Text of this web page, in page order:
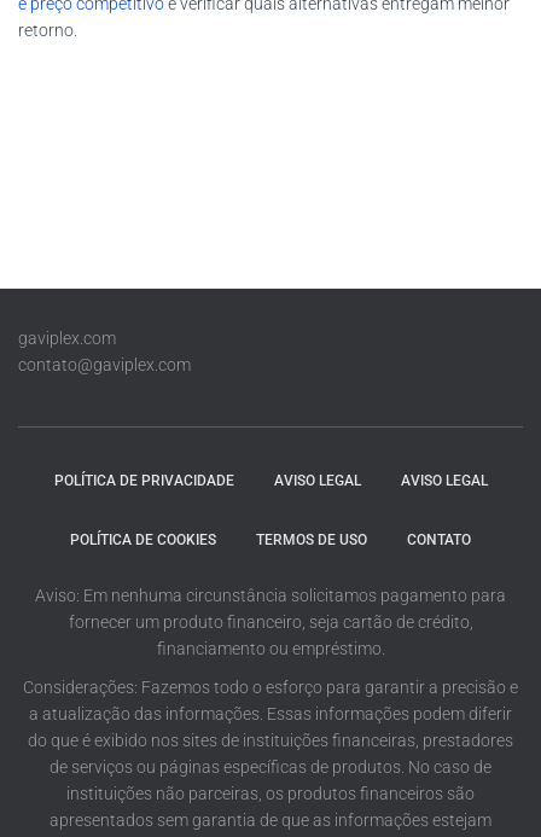
retorno.
gaviplex.com
contato@gaviplex.com
POLÍTICA DE PRIVACIDADE AVISO LEGAL AVISO LEGAL
POLÍTICA DE COOKIES TERMOS DE USO CONTATO
Aviso: Em nenhuma circunstância solicitamos pagamento para
fornecer um produto financeiro, seja cartão de crédito,
financiamento ou empréstimo.
Considerações: Fazemos todo o esforço para garantir a precisão e
a atualização das informações. Essas informações podem diferir
do que é exibido nos sites de instituições financeiras, prestadores
de serviços ou páginas específicas de produtos. No caso de
instituições não parceiras, os produtos financeiros são
apresentados sem garantia de que as informações estejam